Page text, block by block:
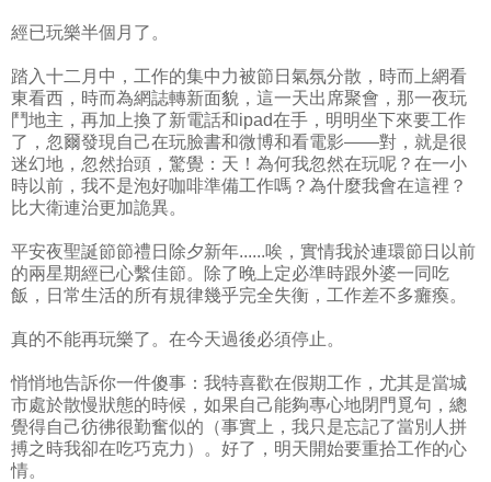
經已玩樂半個月了。
踏入十二月中，工作的集中力被節日氣氛分散，時而上網看
東看西，時而為網誌轉新面貌，這一天出席聚會，那一夜玩
鬥地主，再加上換了新電話和ipad在手，明明坐下來要工作
了，忽爾發現自己在玩臉書和微博和看電影——對，就是很
迷幻地，忽然抬頭，驚覺：天！為何我忽然在玩呢？在一小
時以前，我不是泡好咖啡準備工作嗎？為什麼我會在這裡？
比大衛連治更加詭異。
平安夜聖誕節節禮日除夕新年......唉，實情我於連環節日以前
的兩星期經已心繫佳節。除了晚上定必準時跟外婆一同吃
飯，日常生活的所有規律幾乎完全失衡，工作差不多癱瘓。
真的不能再玩樂了。在今天過後必須停止。
悄悄地告訴你一件傻事：我特喜歡在假期工作，尤其是當城
市處於散慢狀態的時候，如果自己能夠專心地閉門覓句，總
覺得自己彷彿很勤奮似的（事實上，我只是忘記了當別人拼
搏之時我卻在吃巧克力）。好了，明天開始要重拾工作的心
情。